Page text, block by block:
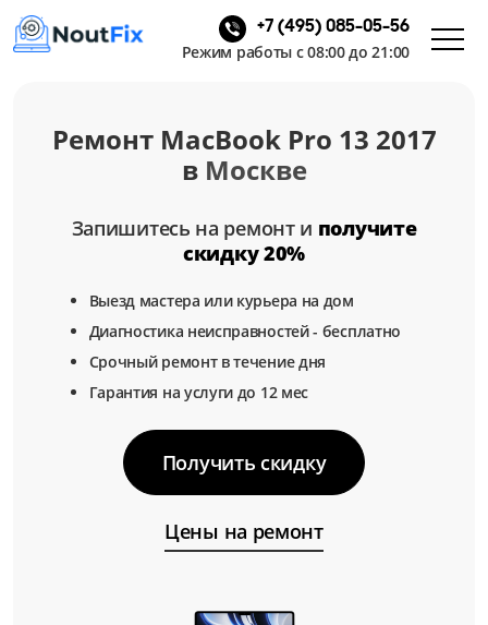
+7 (495) 085-05-56
Режим работы с 08:00 до 21:00
Ремонт MacBook Pro 13 2017
в Москве
Запишитесь на ремонт и получите
скидку 20%
Выезд мастера или курьера на дом
Диагностика неисправностей - бесплатно
Срочный ремонт в течение дня
Гарантия на услуги до 12 мес
Получить скидку
Цены на ремонт